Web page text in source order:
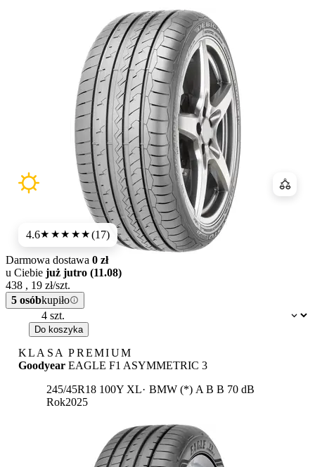
4.6★★★★★(17)
Dostępność:
Darmowa dostawa 0 zł
u Ciebie już jutro (11.08)
438 , 19 zł/szt.
5 osóbkupiło
Do koszyka
KLASA PREMIUM
Goodyear EAGLE F1 ASYMMETRIC 3
245/45R18 100Y XL
BMW (*) Etykieta:
A B B 70 dB
Rok2025